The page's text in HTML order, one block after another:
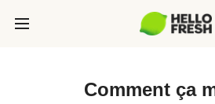
Comment ça